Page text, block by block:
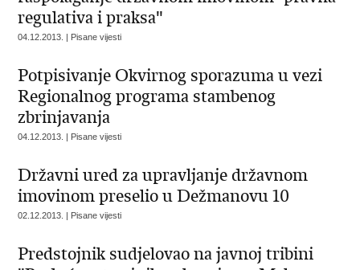
regulativa i praksa"
04.12.2013. | Pisane vijesti
Potpisivanje Okvirnog sporazuma u vezi
Regionalnog programa stambenog
zbrinjavanja
04.12.2013. | Pisane vijesti
Državni ured za upravljanje državnom
imovinom preselio u Dežmanovu 10
02.12.2013. | Pisane vijesti
Predstojnik sudjelovao na javnoj tribini